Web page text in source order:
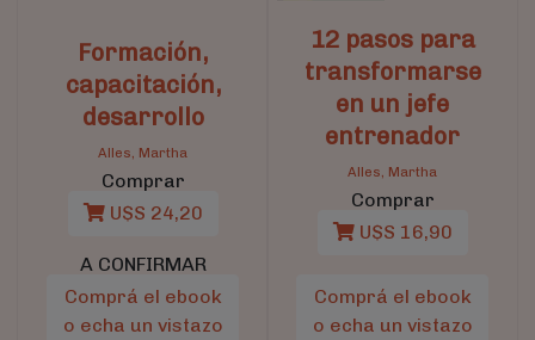
Formación,
capacitación,
desarrollo
Alles, Martha
Comprar
U$S 24,20
A CONFIRMAR
Comprá el ebook
o echa un vistazo
12 pasos para
transformarse
en un jefe
entrenador
Alles, Martha
Comprar
U$S 16,90
Comprá el ebook
o echa un vistazo